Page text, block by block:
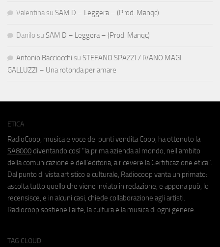
Valentina su SAM D – Leggera – (Prod. Manqc)
Danilo su SAM D – Leggera – (Prod. Manqc)
Antonio Bacciocchi su STEFANO SPAZZI / IVANO MAGI
GALLUZZI – Una rotonda per amare
ETICA
RadioCoop, musica e voce dei punti vendita Coop, ha ottenuto la
SA8000 diventando così "la prima azienda al mondo, nell'ambito
della comunicazione e dell'editoria, a ricevere la Certificazione etica".
Dal punto di vista artistico e culturale, Radiocoop vanta un primato:
ascolta tutto quello che viene inviato in redazione, e appena può, lo
recensisce, e in alcuni casi, chiede collaborazione agli artisti.
Radiocoop sostiene l'arte, la cultura e la musica di ogni genere.
TAG CLOUD